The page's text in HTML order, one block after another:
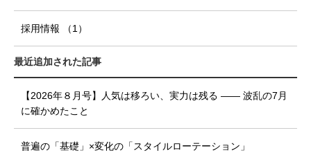
採用情報 （1）
最近追加された記事
【2026年８月号】人気は移ろい、実力は残る ―― 波乱の7月
に確かめたこと
普遍の「基礎」×変化の「スタイルローテーション」